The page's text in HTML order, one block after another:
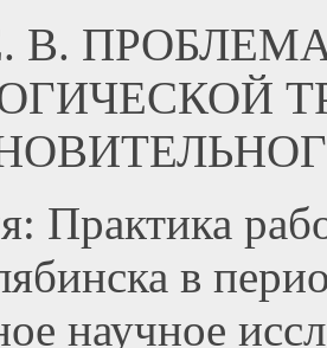
Е. В.
Практика
в
научное